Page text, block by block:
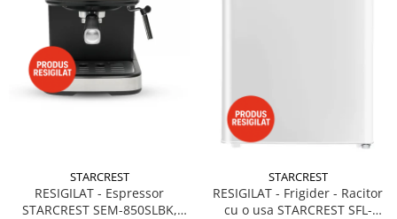
STARCREST
RESIGILAT - Espressor
STARCREST SEM-850SLBK,
STARCREST
RESIGILAT - Frigider - Racitor
cu o usa STARCREST SFL-